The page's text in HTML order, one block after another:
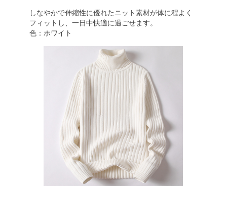
しなやかで伸縮性に優れたニット素材が体に程よく
フィットし、一日中快適に過ごせます。
色：ホワイト